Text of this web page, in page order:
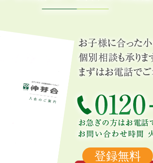
登録無料